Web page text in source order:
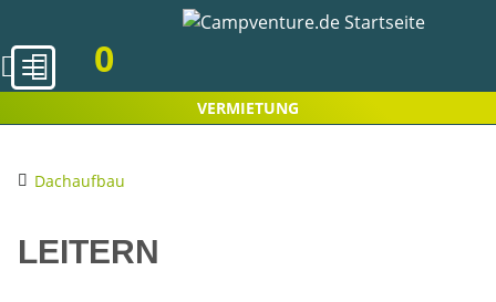
0
VERMIETUNG
Dachaufbau
LEITERN